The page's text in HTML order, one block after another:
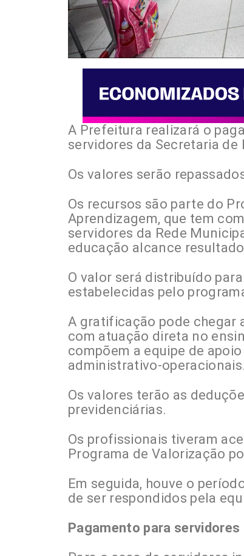
A Prefeitura realizará o
servidores da Secretaria de
Os valores serão
Os recursos são parte do
Aprendizagem, que tem
servidores da Rede
educação alcance
O valor será distribuído
estabelecidas pelo
A gratificação pode chegar
com atuação direta no
compõem a equipe de
administrativo-operacionais.
Os valores terão as
previdenciárias.
Os profissionais tiveram
Programa de Valorização
Em seguida, houve o
de ser respondidos pela
Pagamento para